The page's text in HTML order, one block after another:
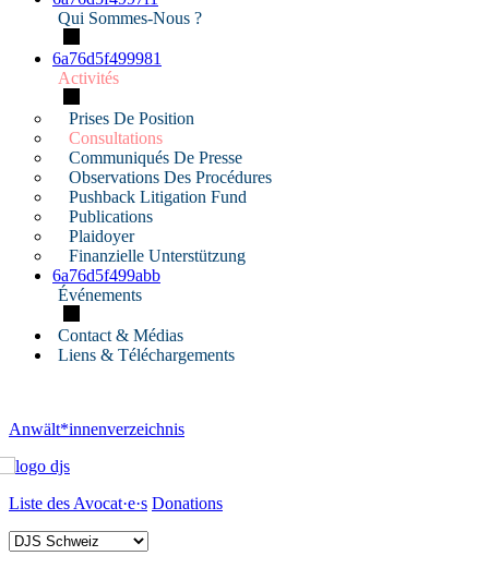
Qui Sommes-Nous ?
6a76d5f499981
Activités
Prises De Position
Consultations
Communiqués De Presse
Observations Des Procédures
Pushback Litigation Fund
Publications
Plaidoyer
Finanzielle Unterstützung
6a76d5f499abb
Événements
Contact & Médias
Liens & Téléchargements
Anwält*innenverzeichnis
Liste des Avocat·e·s Donations